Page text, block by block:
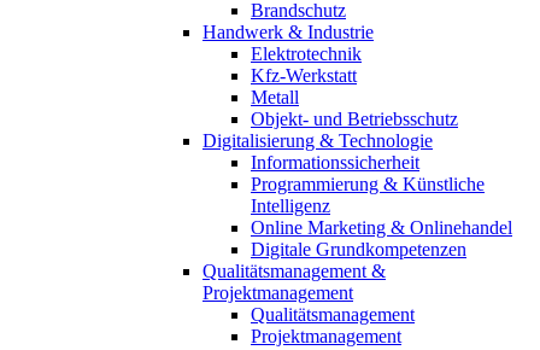
Brandschutz
Handwerk & Industrie
Elektrotechnik
Kfz-Werkstatt
Metall
Objekt- und Betriebsschutz
Digitalisierung & Technologie
Informationssicherheit
Programmierung & Künstliche
Intelligenz
Online Marketing & Onlinehandel
Digitale Grundkompetenzen
Qualitätsmanagement &
Projektmanagement
Qualitätsmanagement
Projektmanagement